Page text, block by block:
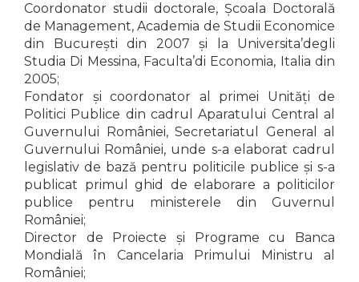
Coordonator studii doctorale, Școala Doctorală
de Management, Academia de Studii Economice
din București din 2007 și la Universita’degli
Studia Di Messina, Faculta’di Economia, Italia din
2005;
Fondator şi coordonator al primei Unități de
Politici Publice din cadrul Aparatului Central al
Guvernului României, Secretariatul General al
Guvernului României, unde s-a elaborat cadrul
legislativ de bază pentru politicile publice și s-a
publicat primul ghid de elaborare a politicilor
publice pentru ministerele din Guvernul
României;
Director de Proiecte și Programe cu Banca
Mondială în Cancelaria Primului Ministru al
României;